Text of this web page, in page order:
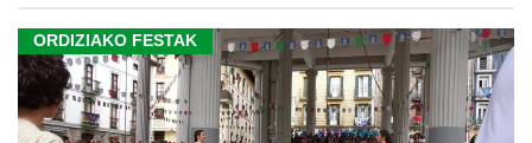
ORDIZIAKO FESTAK